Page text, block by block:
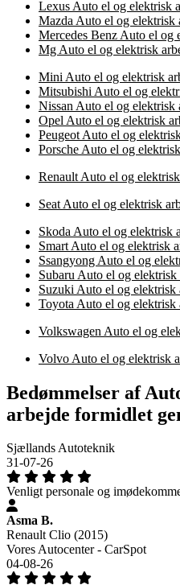
Lexus Auto el og elektrisk
Mazda Auto el og elektrisk
Mercedes Benz Auto el og
Mg Auto el og elektrisk
Mini Auto el og elektrisk
Mitsubishi Auto el og
Nissan Auto el og elektrisk
Opel Auto el og elektrisk
Peugeot Auto el og
Porsche Auto el og
Renault Auto el og
Seat Auto el og elektrisk
Skoda Auto el og elektrisk
Smart Auto el og elektrisk
Ssangyong Auto el og
Subaru Auto el og
Suzuki Auto el og elektrisk
Toyota Auto el og elektrisk
Volkswagen Auto el og
Volvo Auto el og elektrisk
Bedømmelser af
arbejde formidlet
Sjællands Autoteknik
31-07-26
Venligt personale og
Asma B.
Renault Clio (2015)
Vores Autocenter - CarSpot
04-08-26